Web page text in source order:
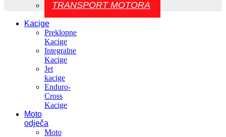
TRANSPORT MOTORA
Kacige
Preklopne
Kacige
Integralne
Kacige
Jet
kacige
Enduro-
Cross
Kacige
Moto
odječa
Moto